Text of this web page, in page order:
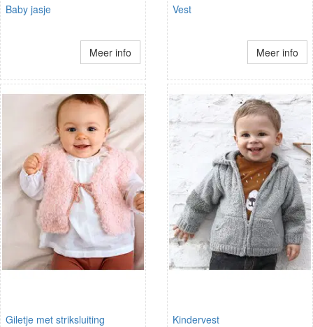
Baby jasje
Meer info
Vest
Meer info
Giletje met striksluiting Kindervest